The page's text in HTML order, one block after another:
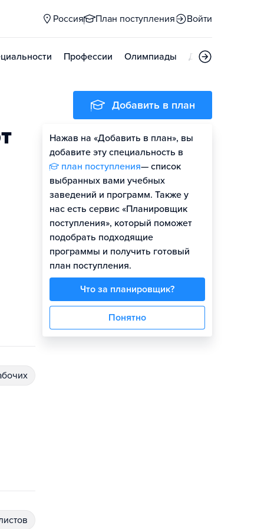
Россия План поступления Войти
Профессии Олимпиады Дни открытых
Добавить в план
Нажав на «Добавить в план», вы
добавите эту специальность в
план поступления— список
выбранных вами учебных
заведений и программ. Также у
нас есть сервис «Планировщик
поступления», который поможет
подобрать подходящие
программы и получить готовый
план поступления.
Что за планировщик?
Понятно